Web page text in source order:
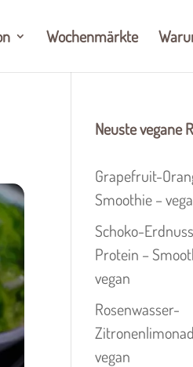
Wochenmärkte
Neuste vegane
Grapefruit-
Smoothie –
Schoko-
Protein –
vegan
Rosenwasser-
vegan